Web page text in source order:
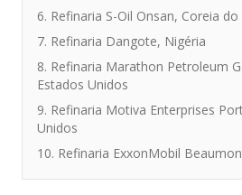
6. Refinaria S-Oil Onsan, Coreia do
7. Refinaria Dangote, Nigéria
8. Refinaria Marathon Petroleum
Estados Unidos
9. Refinaria Motiva Enterprises
Unidos
10. Refinaria ExxonMobil